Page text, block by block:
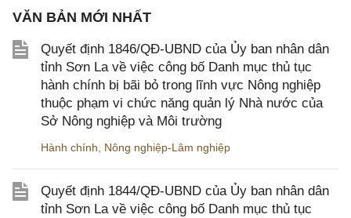
VĂN BẢN MỚI NHẤT
Quyết định 1846/QĐ-UBND của Ủy ban nhân dân
tỉnh Sơn La về việc công bố Danh mục thủ tục
hành chính bị bãi bỏ trong lĩnh vực Nông nghiệp
thuộc phạm vi chức năng quản lý Nhà nước của
Sở Nông nghiệp và Môi trường
Hành chính Nông nghiệp-Lâm nghiệp
Quyết định 1844/QĐ-UBND của Ủy ban nhân dân
tỉnh Sơn La về việc công bố Danh mục thủ tục